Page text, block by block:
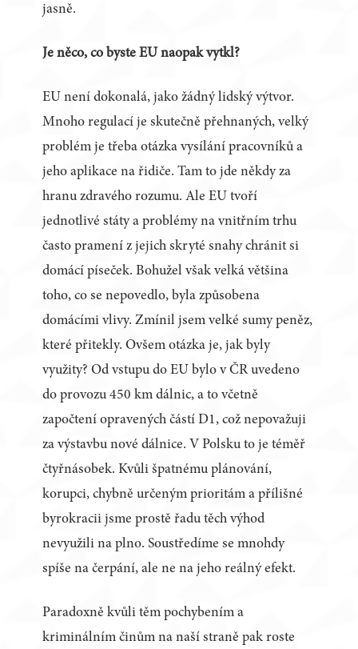
jasně.
Je něco, co byste EU naopak vytkl?
EU není dokonalá, jako žádný lidský výtvor.
Mnoho regulací je skutečně přehnaných, velký
problém je třeba otázka vysílání pracovníků a
jeho aplikace na řidiče. Tam to jde někdy za
hranu zdravého rozumu. Ale EU tvoří
jednotlivé státy a problémy na vnitřním trhu
často pramení z jejich skryté snahy chránit si
domácí píseček. Bohužel však velká většina
toho, co se nepovedlo, byla způsobena
domácími vlivy. Zmínil jsem velké sumy peněz,
které přitekly. Ovšem otázka je, jak byly
využity? Od vstupu do EU bylo v ČR uvedeno
do provozu 450 km dálnic, a to včetně
započtení opravených částí D1, což nepovažuji
za výstavbu nové dálnice. V Polsku to je téměř
čtyřnásobek. Kvůli špatnému plánování,
korupci, chybně určeným prioritám a přílišné
byrokracii jsme prostě řadu těch výhod
nevyužili na plno. Soustředíme se mnohdy
spíše na čerpání, ale ne na jeho reálný efekt.
Paradoxně kvůli těm pochybením a
kriminálním činům na naší straně pak roste